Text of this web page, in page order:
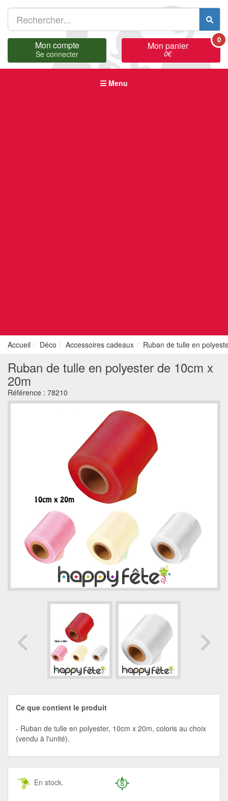
Mon compte
Se connecter
Mon panier
0€
0
Menu
Accueil Déco Accessoires cadeaux Ruban de tulle en
Ruban de tulle en polyester de 10cm x
20m
Référence : 78210
Ce que contient le produit
Ruban de tulle en polyester, 10cm x 20m, coloris au choix
(vendu à l'unité).
En stock.